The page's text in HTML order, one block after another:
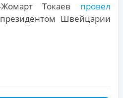
Токаев провел
Швейцарии